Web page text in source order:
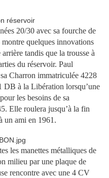
20/30 avec sa fourche de
quelques innovations
tandis que la trousse à
du réservoir. Paul
Charron immatriculée 4228
DB à la Libération lorsqu’une
les besoins de sa
Elle roulera jusqu’à la fin
un ami en 1961.
les manettes métalliques de
milieu par une plaque de
rencontre avec une 4 CV